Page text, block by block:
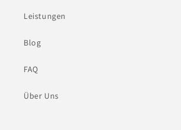
Leistungen
Blog
FAQ
Über Uns